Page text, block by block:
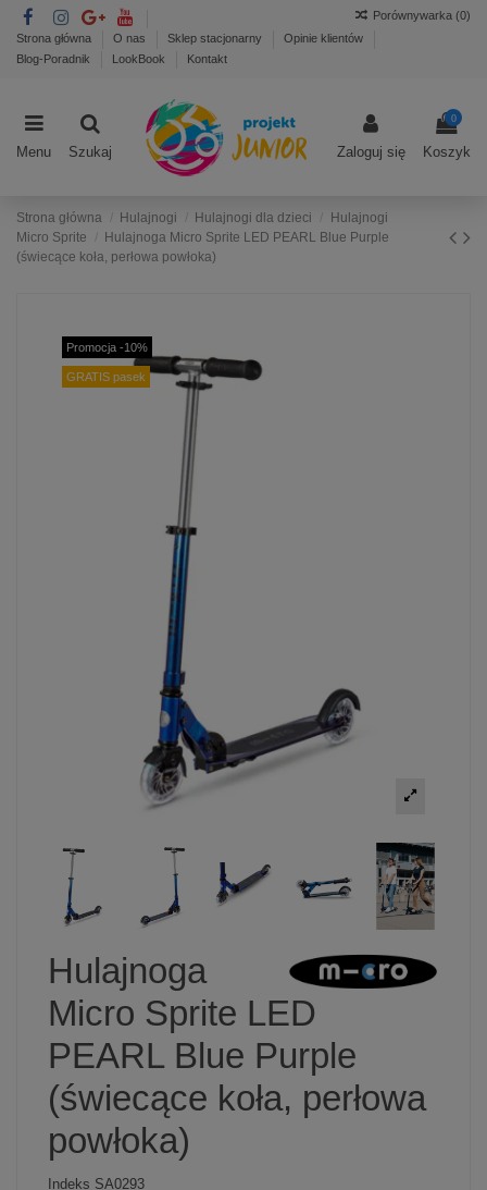
Strona główna O nas Sklep stacjonarny
Opinie klientów
Blog-Poradnik
LookBook Kontakt
Porównywarka (0)
Menu Szukaj Zaloguj się
0
Koszyk
Strona główna Hulajnogi Hulajnogi dla dzieci
Hulajnogi
Micro Sprite
Hulajnoga Micro Sprite LED PEARL Blue Purple
(świecące koła, perłowa powłoka)
Promocja -10%
GRATIS pasek
Hulajnoga
Micro Sprite LED
PEARL Blue Purple
(świecące koła, perłowa
powłoka)
Indeks SA0293